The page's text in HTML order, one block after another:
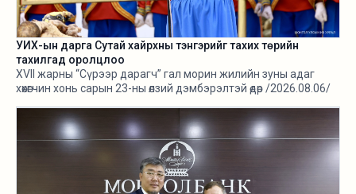
УИХ-ын дарга Сутай хайрхны тэнгэрийг тахих төрийн
тахилгад оролцлоо
XVII жарны “Сүрээр дарагч” гал морин жилийн зуны адаг
хөхөгчин хонь сарын 23-ны өлзий дэмбэрэлтэй өдөр /2026.08.06/